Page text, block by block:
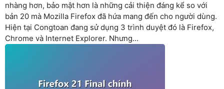
nhàng hơn, bảo mật hơn là những cải thiện đáng kể so với
bản 20 mà Mozilla Firefox đã hứa mang đến cho người dùng.
Hiện tại Congtoan đang sử dụng 3 trình duyệt đó là Firefox,
Chrome và Internet Explorer. Nhưng...